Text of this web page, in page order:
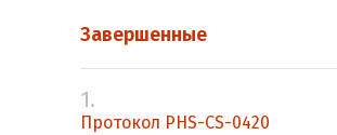
Завершенные
1.
Протокол PHS-CS-0420